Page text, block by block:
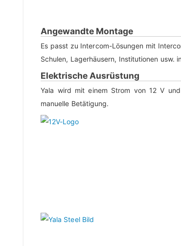
Angewandte Montage
Es passt zu Intercom-Lösungen mit
Schulen, Lagerhäusern, Institutionen usw.
Elektrische Ausrüstung
Yala wird mit einem Strom von 12 V
manuelle Betätigung.